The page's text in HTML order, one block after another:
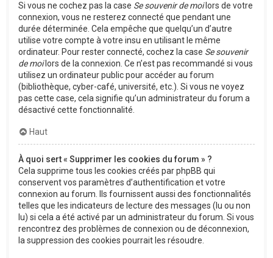
Si vous ne cochez pas la case Se souvenir de moilors de votre
connexion, vous ne resterez connecté que pendant une
durée déterminée. Cela empêche que quelqu’un d’autre
utilise votre compte à votre insu en utilisant le même
ordinateur. Pour rester connecté, cochez la case Se souvenir
de moilors de la connexion. Ce n’est pas recommandé si vous
utilisez un ordinateur public pour accéder au forum
(bibliothèque, cyber-café, université, etc.). Si vous ne voyez
pas cette case, cela signifie qu’un administrateur du forum a
désactivé cette fonctionnalité.
Haut
À quoi sert « Supprimer les cookies du forum » ?
Cela supprime tous les cookies créés par phpBB qui
conservent vos paramètres d’authentification et votre
connexion au forum. Ils fournissent aussi des fonctionnalités
telles que les indicateurs de lecture des messages (lu ou non
lu) si cela a été activé par un administrateur du forum. Si vous
rencontrez des problèmes de connexion ou de déconnexion,
la suppression des cookies pourrait les résoudre.